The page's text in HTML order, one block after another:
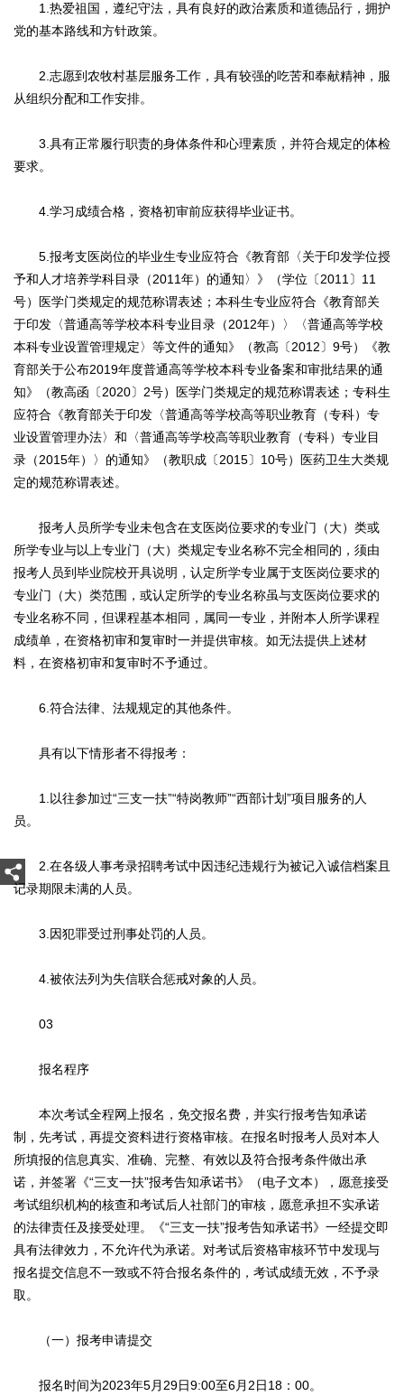
1.热爱祖国，遵纪守法，具有良好的政治素质和道德品行，拥护
党的基本路线和方针政策。
2.志愿到农牧村基层服务工作，具有较强的吃苦和奉献精神，服
从组织分配和工作安排。
3.具有正常履行职责的身体条件和心理素质，并符合规定的体检
要求。
4.学习成绩合格，资格初审前应获得毕业证书。
5.报考支医岗位的毕业生专业应符合《教育部〈关于印发学位授
予和人才培养学科目录（2011年）的通知〉》（学位〔2011〕11
号）医学门类规定的规范称谓表述；本科生专业应符合《教育部关
于印发〈普通高等学校本科专业目录（2012年）〉〈普通高等学校
本科专业设置管理规定〉等文件的通知》（教高〔2012〕9号）《教
育部关于公布2019年度普通高等学校本科专业备案和审批结果的通
知》（教高函〔2020〕2号）医学门类规定的规范称谓表述；专科生
应符合《教育部关于印发〈普通高等学校高等职业教育（专科）专
业设置管理办法〉和〈普通高等学校高等职业教育（专科）专业目
录（2015年）〉的通知》（教职成〔2015〕10号）医药卫生大类规
定的规范称谓表述。
报考人员所学专业未包含在支医岗位要求的专业门（大）类或
所学专业与以上专业门（大）类规定专业名称不完全相同的，须由
报考人员到毕业院校开具说明，认定所学专业属于支医岗位要求的
专业门（大）类范围，或认定所学的专业名称虽与支医岗位要求的
专业名称不同，但课程基本相同，属同一专业，并附本人所学课程
成绩单，在资格初审和复审时一并提供审核。如无法提供上述材
料，在资格初审和复审时不予通过。
6.符合法律、法规规定的其他条件。
具有以下情形者不得报考：
1.以往参加过“三支一扶”“特岗教师”“西部计划”项目服务的人
员。
2.在各级人事考录招聘考试中因违纪违规行为被记入诚信档案且
记录期限未满的人员。
3.因犯罪受过刑事处罚的人员。
4.被依法列为失信联合惩戒对象的人员。
03
报名程序
本次考试全程网上报名，免交报名费，并实行报考告知承诺
制，先考试，再提交资料进行资格审核。在报名时报考人员对本人
所填报的信息真实、准确、完整、有效以及符合报考条件做出承
诺，并签署《“三支一扶”报考告知承诺书》（电子文本），愿意接受
考试组织机构的核查和考试后人社部门的审核，愿意承担不实承诺
的法律责任及接受处理。《“三支一扶”报考告知承诺书》一经提交即
具有法律效力，不允许代为承诺。对考试后资格审核环节中发现与
报名提交信息不一致或不符合报名条件的，考试成绩无效，不予录
取。
（一）报考申请提交
报名时间为2023年5月29日9:00至6月2日18：00。